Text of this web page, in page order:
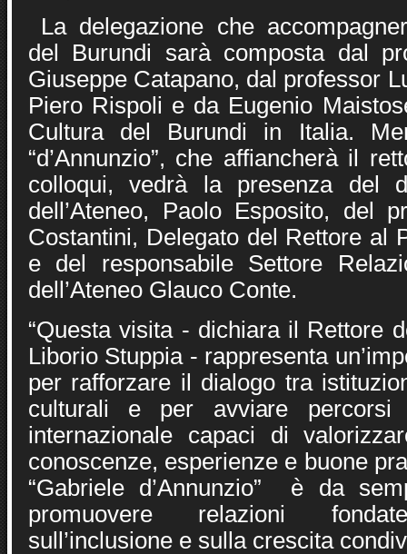
La delegazione che
del Burundi sarà composta dal
Giuseppe Catapano, dal professor
Piero Rispoli e da Eugenio
Cultura del Burundi in Italia.
“d’Annunzio”, che affiancherà il
colloqui, vedrà la presenza del
dell’Ateneo, Paolo Esposito, del
Costantini, Delegato del Rettore al
e del responsabile Settore
dell’Ateneo Glauco Conte.
“Questa visita - dichiara il Rettore
Liborio Stuppia - rappresenta
per rafforzare il dialogo tra
culturali e per avviare percorsi
internazionale capaci di
conoscenze, esperienze e buone
“Gabriele d’Annunzio” è da
promuovere relazioni
sull’inclusione e sulla crescita